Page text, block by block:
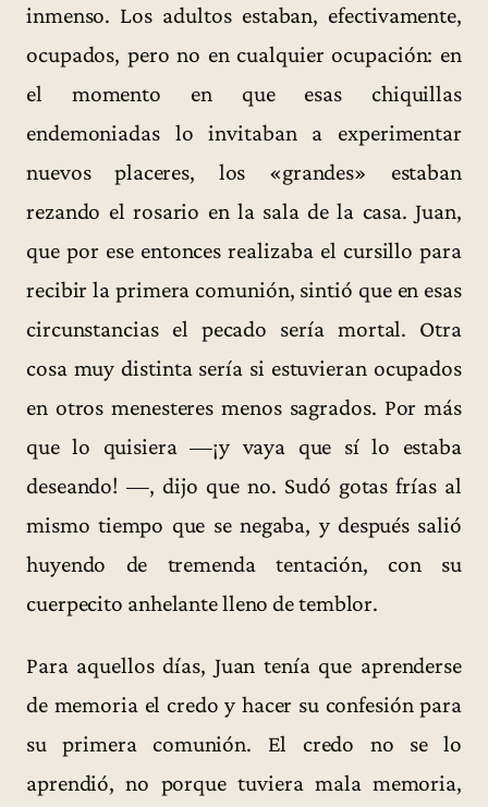
inmenso. Los adultos estaban, efectivamente,
ocupados, pero no en cualquier ocupación: en
el momento en que esas chiquillas
endemoniadas lo invitaban a experimentar
nuevos placeres, los «grandes» estaban
rezando el rosario en la sala de la casa. Juan,
que por ese entonces realizaba el cursillo para
recibir la primera comunión, sintió que en esas
circunstancias el pecado sería mortal. Otra
cosa muy distinta sería si estuvieran ocupados
en otros menesteres menos sagrados. Por más
que lo quisiera —¡y vaya que sí lo estaba
deseando! —, dijo que no. Sudó gotas frías al
mismo tiempo que se negaba, y después salió
huyendo de tremenda tentación, con su
cuerpecito anhelante lleno de temblor.
Para aquellos días, Juan tenía que aprenderse
de memoria el credo y hacer su confesión para
su primera comunión. El credo no se lo
aprendió, no porque tuviera mala memoria,